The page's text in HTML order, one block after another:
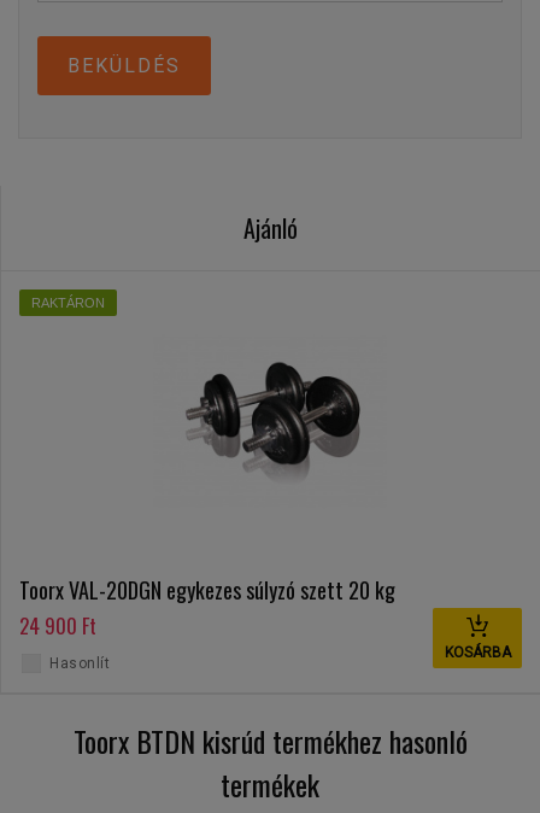
BEKÜLDÉS
Ajánló
RAKTÁRON
Toorx VAL-20DGN egykezes súlyzó szett 20 kg
24 900 Ft
KOSÁRBA
Hasonlít
Toorx BTDN kisrúd termékhez hasonló
termékek